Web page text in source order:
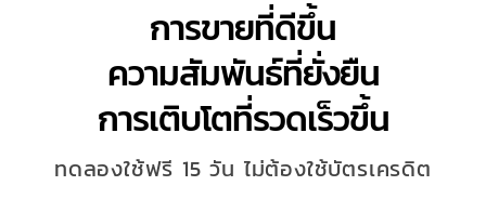
การขายที่ดีขึ้น
ความสัมพันธ์ที่ยั่งยืน
การเติบโตที่รวดเร็วขึ้น
ทดลองใช้ฟรี 15 วัน ไม่ต้องใช้บัตรเครดิต